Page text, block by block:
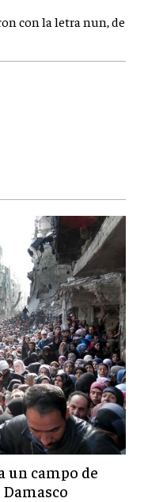
con la letra nun, de
un campo de